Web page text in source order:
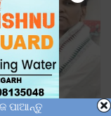
ପାଆନ୍ତୁ